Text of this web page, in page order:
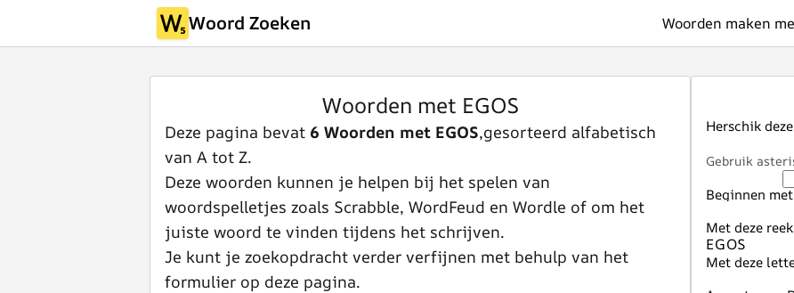
Woord Zoeken Woorden maken
Woorden met EGOS
Deze pagina bevat 6 Woorden met EGOS,gesorteerd alfabetisch
van A tot Z.
Deze woorden kunnen je helpen bij het spelen van
woordspelletjes zoals Scrabble, WordFeud en Wordle of om het
juiste woord te vinden tijdens het schrijven.
Je kunt je zoekopdracht verder verfijnen met behulp van het
formulier op deze pagina.
Herschik
Gebruik
Beginnen
Met deze
Met deze